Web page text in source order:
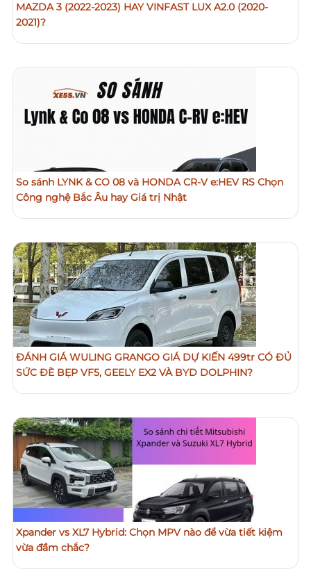
MAZDA 3 (2022-2023) HAY VINFAST LUX A2.0 (2020-
2021)?
So sánh LYNK & CO 08 và HONDA CR-V e:HEV RS Chọn
Công nghệ Bắc Âu hay Giá trị Nhật
ĐÁNH GIÁ WULING GRANGO GIÁ DỰ KIẾN 499tr CÓ ĐỦ
SỨC ĐÈ BẸP VF5, GEELY EX2 VÀ BYD DOLPHIN?
Xpander vs XL7 Hybrid: Chọn MPV nào để vừa tiết kiệm
vừa đầm chắc?